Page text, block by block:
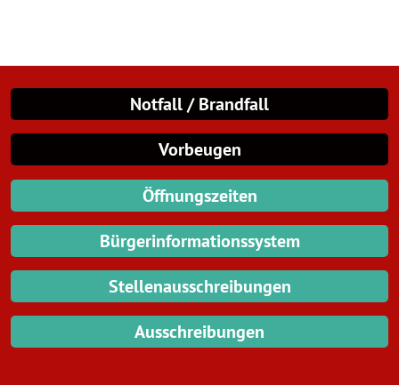
Notfall / Brandfall
Vorbeugen
Öffnungszeiten
Bürgerinformationssystem
Stellenausschreibungen
Ausschreibungen